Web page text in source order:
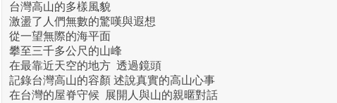
台灣高山的多樣風貌
激盪了人們無數的驚嘆與遐想
從一望無際的海平面
攀至三千多公尺的山峰
在最靠近天空的地方 透過鏡頭
記錄台灣高山的容顏 述說真實的高山心事
在台灣的屋脊守候 展開人與山的親暱對話